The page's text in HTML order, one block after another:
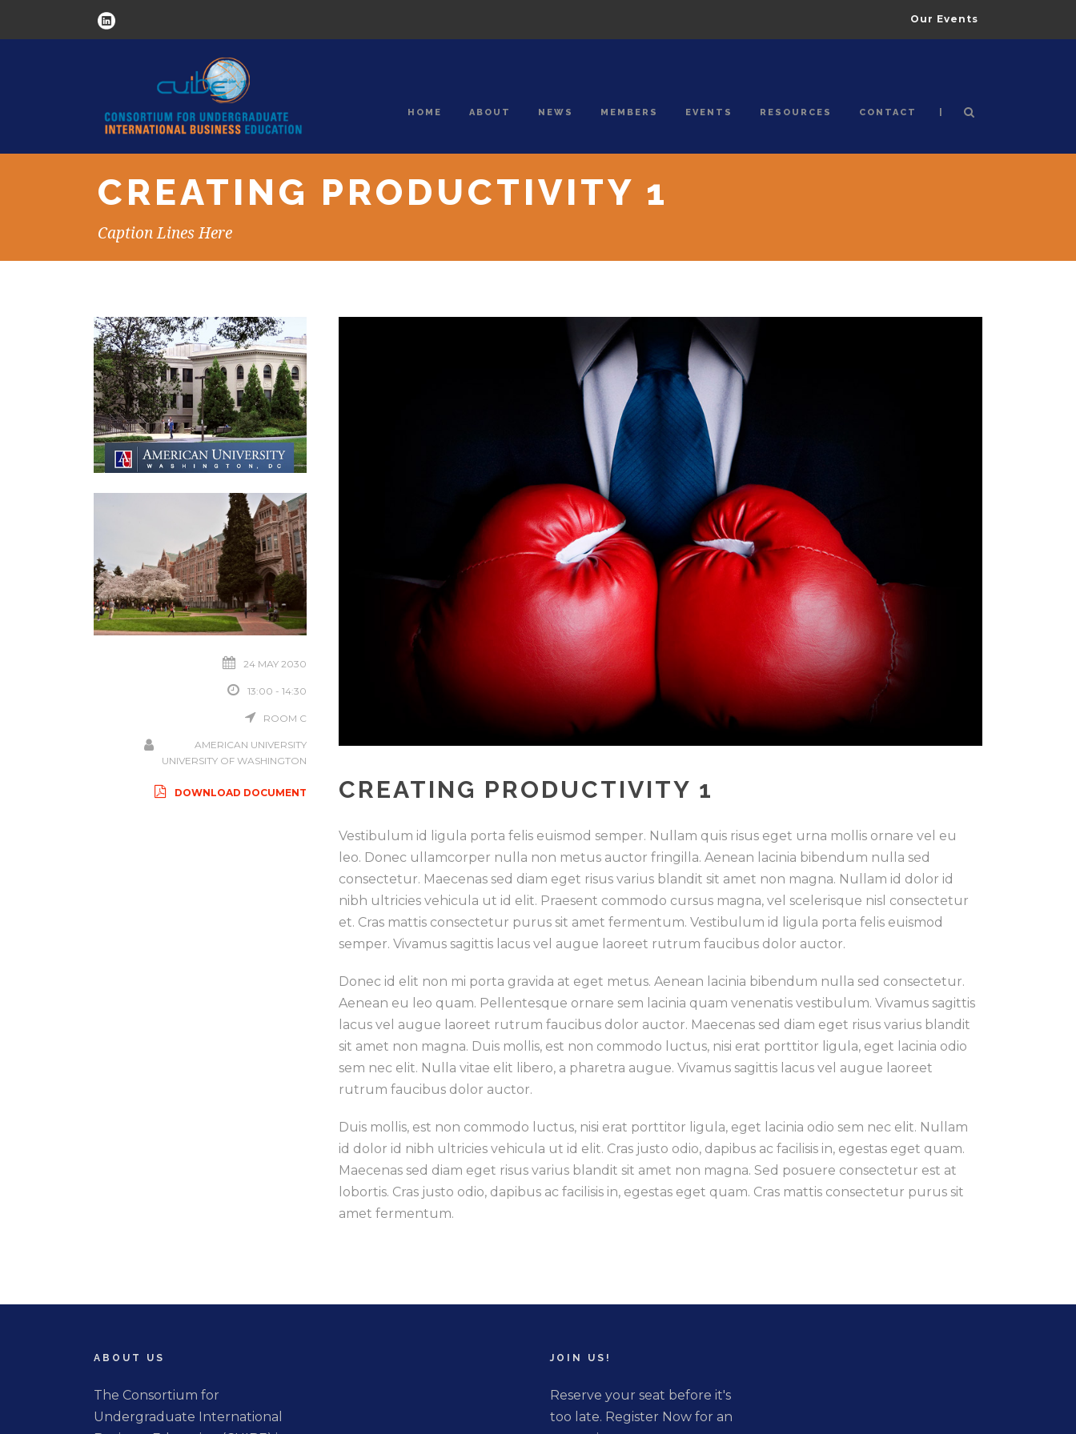
Our Events
HOME ABOUT NEWS MEMBERS EVENTS RESOURCES CONTACT |
CREATING PRODUCTIVITY 1
Caption Lines Here
24 MAY 2030
13:00 - 14:30
ROOM C
AMERICAN UNIVERSITY
UNIVERSITY OF WASHINGTON
DOWNLOAD DOCUMENT CREATING PRODUCTIVITY 1
Vestibulum id ligula porta felis euismod semper. Nullam quis risus eget urna mollis ornare vel eu
leo. Donec ullamcorper nulla non metus auctor fringilla. Aenean lacinia bibendum nulla sed
consectetur. Maecenas sed diam eget risus varius blandit sit amet non magna. Nullam id dolor id
nibh ultricies vehicula ut id elit. Praesent commodo cursus magna, vel scelerisque nisl consectetur
et. Cras mattis consectetur purus sit amet fermentum. Vestibulum id ligula porta felis euismod
semper. Vivamus sagittis lacus vel augue laoreet rutrum faucibus dolor auctor.
Donec id elit non mi porta gravida at eget metus. Aenean lacinia bibendum nulla sed consectetur.
Aenean eu leo quam. Pellentesque ornare sem lacinia quam venenatis vestibulum. Vivamus sagittis
lacus vel augue laoreet rutrum faucibus dolor auctor. Maecenas sed diam eget risus varius blandit
sit amet non magna. Duis mollis, est non commodo luctus, nisi erat porttitor ligula, eget lacinia odio
sem nec elit. Nulla vitae elit libero, a pharetra augue. Vivamus sagittis lacus vel augue laoreet
rutrum faucibus dolor auctor.
Duis mollis, est non commodo luctus, nisi erat porttitor ligula, eget lacinia odio sem nec elit. Nullam
id dolor id nibh ultricies vehicula ut id elit. Cras justo odio, dapibus ac facilisis in, egestas eget quam.
Maecenas sed diam eget risus varius blandit sit amet non magna. Sed posuere consectetur est at
lobortis. Cras justo odio, dapibus ac facilisis in, egestas eget quam. Cras mattis consectetur purus sit
amet fermentum.
ABOUT US
The Consortium for
Undergraduate International
JOIN US!
Reserve your seat before it's
too late. Register Now for an